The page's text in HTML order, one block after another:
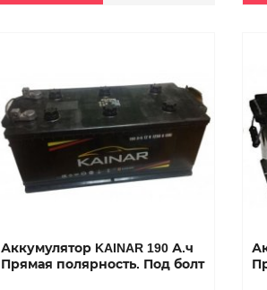
Аккумулятор KAINAR 190 А.ч
Прямая полярность. Под болт